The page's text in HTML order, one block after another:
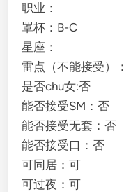
职业：
罩杯：B-C
星座：
雷点（不能接受）：
是否chu女:否
能否接受SM：否
能否接受无套：否
能否接受口：否
可同居：可
可过夜：可